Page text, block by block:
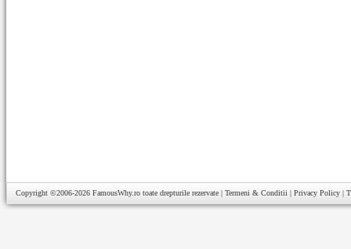
Copyright ©2006-2026 FamousWhy.ro toate drepturile rezervate | Termeni & Conditii | Privacy Policy |